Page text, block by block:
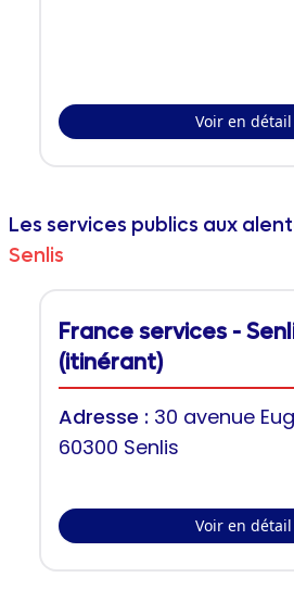
Voir en détail
Les services publics aux
Senlis
France services -
(itinérant)
Adresse : 30 avenue
60300 Senlis
Voir en détail